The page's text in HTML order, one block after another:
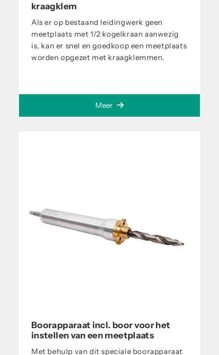
kraagklem
Als er op bestaand leidingwerk geen
meetplaats met 1/2 kogelkraan aanwezig
is, kan er snel en goedkoop een meetplaats
worden opgezet met kraagklemmen.
Meer
Boorapparaat incl. boor voor het
instellen van een meetplaats
Met behulp van dit speciale boorapparaat